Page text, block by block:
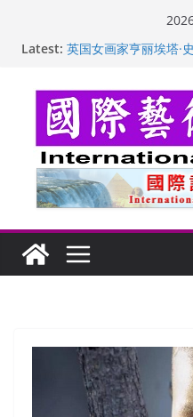
Latest: “梵心”归处：一场展览
美国人
玛丽安娜·卡拉切娃的
苏方 ：“字”得其乐